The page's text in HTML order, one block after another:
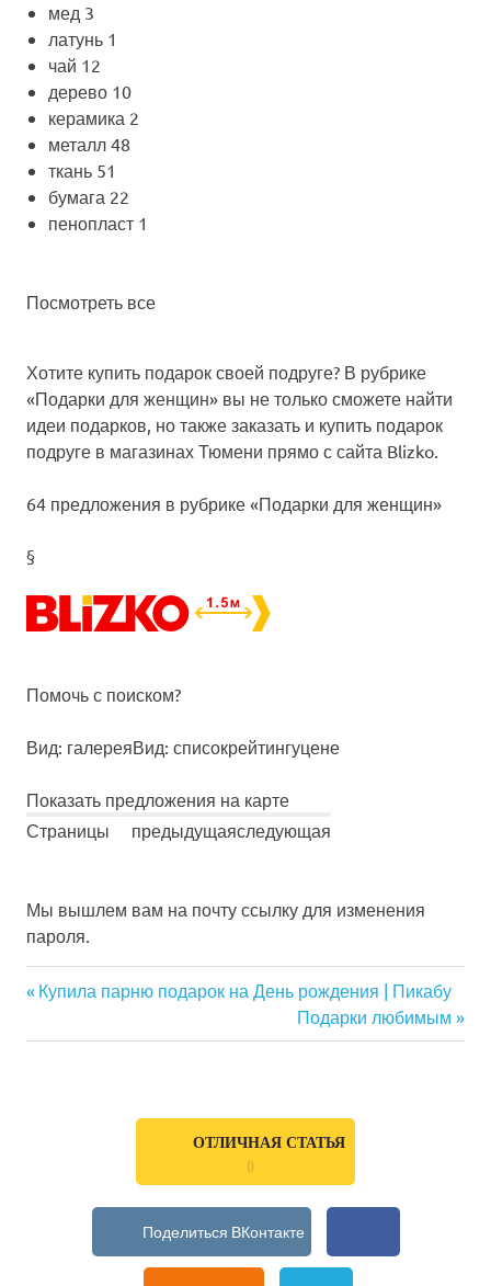
мед 3
латунь 1
чай 12
дерево 10
керамика 2
металл 48
ткань 51
бумага 22
пенопласт 1
Посмотреть все
Хотите купить подарок своей подруге? В рубрике
«Подарки для женщин» вы не только сможете найти
идеи подарков, но также заказать и купить подарок
подруге в магазинах Тюмени прямо с сайта Blizko.
64 предложения в рубрике «Подарки для женщин»
§
Помочь с поиском?
Вид: галереяВид: списокрейтингуцене
Показать предложения на карте
Страницы предыдущаяследующая
Мы вышлем вам на почту ссылку для изменения
пароля.
{amp}lt;met a name={amp}quot;yandex-
{amp}quot;735004417f8bbb57{amp}quot;
Previous
Купила парню подарок на День рождения | Пикабу
Next
Post:
Подарки любимым
ОТЛИЧНАЯ СТАТЬЯ
0